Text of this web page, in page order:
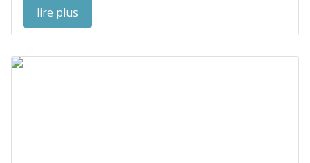
lire plus